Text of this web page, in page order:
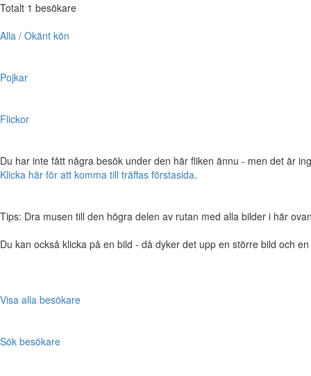
Totalt 1 besökare
Alla / Okänt kön
Pojkar
Flickor
Du har inte fått några besök under den här fliken ännu - men det är
Klicka här för att komma till träffas förstasida.
Tips: Dra musen till den högra delen av rutan med alla bilder i här
Du kan också klicka på en bild - då dyker det upp en större bild och
Visa alla besökare
Sök besökare